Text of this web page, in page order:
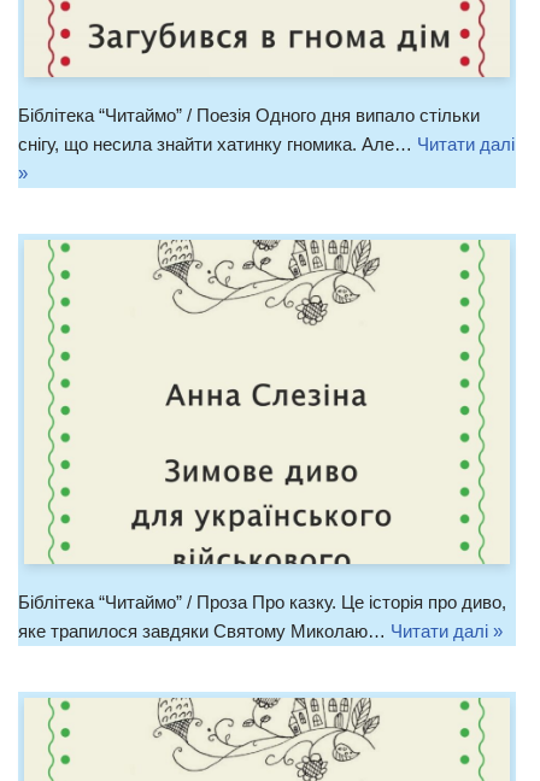
Біблітека “Читаймо” / Поезія Одного дня випало стільки
снігу, що несила знайти хатинку гномика. Але… Читати далі
»
Біблітека “Читаймо” / Проза Про казку. Це історія про диво,
яке трапилося завдяки Святому Миколаю… Читати далі »